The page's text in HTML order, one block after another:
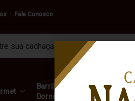
Fale Conosco
Barril e
Dorna